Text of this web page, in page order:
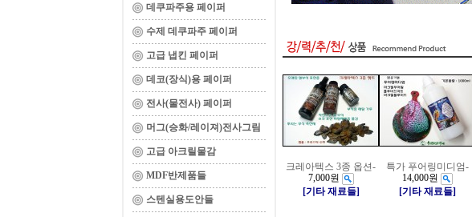
데쿠파주용 페이퍼
수제 데쿠파주 페이퍼
고급 냅킨 페이퍼
데코(장식)용 페이퍼
전사(물전사) 페이퍼
머그(승화/레이져)전사그림
고급 아크릴물감
MDF반제품들
스텐실용도안들
크레아텍스 3종 옵션-
7,000원
[기타 재료들]
특가 푸어링미디엄-
14,000원
[기타 재료들]